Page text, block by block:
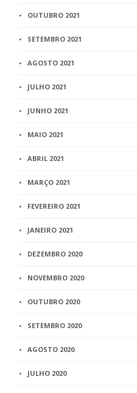
OUTUBRO 2021
SETEMBRO 2021
AGOSTO 2021
JULHO 2021
JUNHO 2021
MAIO 2021
ABRIL 2021
MARÇO 2021
FEVEREIRO 2021
JANEIRO 2021
DEZEMBRO 2020
NOVEMBRO 2020
OUTUBRO 2020
SETEMBRO 2020
AGOSTO 2020
JULHO 2020